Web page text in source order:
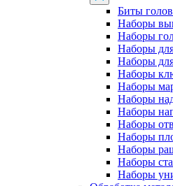
Биты
Наборы
Наборы
Наборы
Наборы
Наборы
Наборы
Наборы
Наборы
Наборы
Наборы
Наборы
Наборы
Наборы